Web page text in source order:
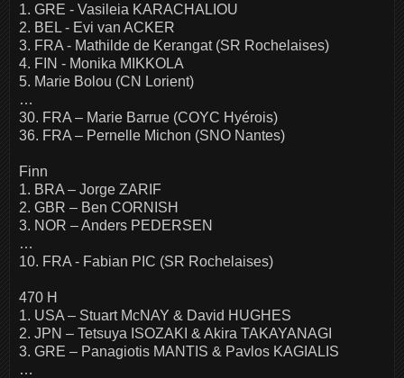
1. GRE - Vasileia KARACHALIOU
2. BEL - Evi van ACKER
3. FRA - Mathilde de Kerangat (SR Rochelaises)
4. FIN - Monika MIKKOLA
5. Marie Bolou (CN Lorient)
…
30. FRA – Marie Barrue (COYC Hyérois)
36. FRA – Pernelle Michon (SNO Nantes)
Finn
1. BRA – Jorge ZARIF
2. GBR – Ben CORNISH
3. NOR – Anders PEDERSEN
…
10. FRA - Fabian PIC (SR Rochelaises)
470 H
1. USA – Stuart McNAY & David HUGHES
2. JPN – Tetsuya ISOZAKI & Akira TAKAYANAGI
3. GRE – Panagiotis MANTIS & Pavlos KAGIALIS
…